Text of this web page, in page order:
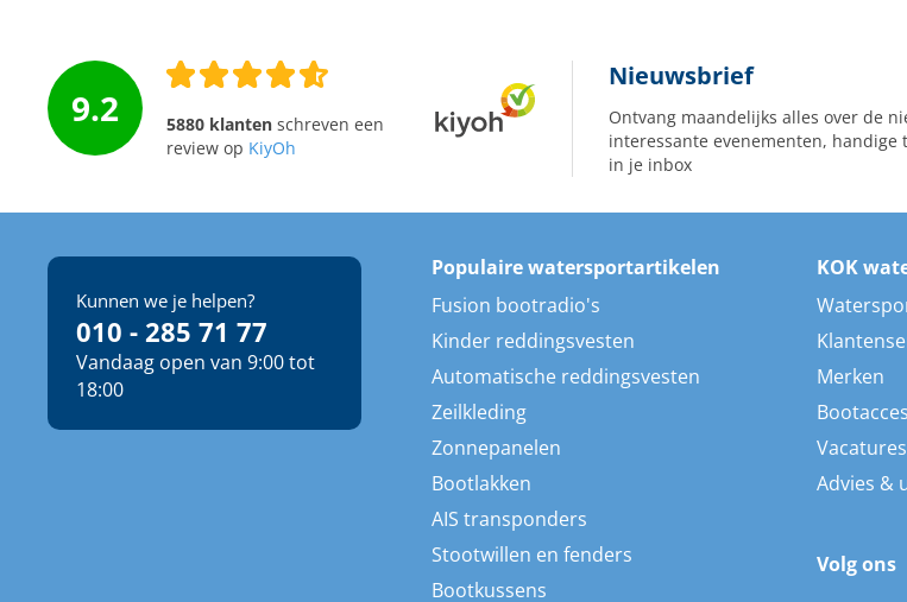
9.2 5880 klantenschreven een
review op KiyOh
Nieuwsbrief
Ontvang maandelijks alles over de
interessante evenementen,
in je inbox
Kunnen we je helpen?
010 - 285 71 77
Vandaag open van 9:00 tot
18:00
Populaire watersportartikelen
Fusion bootradio's
Kinder reddingsvesten
Automatische reddingsvesten
Zeilkleding
Zonnepanelen
Bootlakken
AIS transponders
Stootwillen en fenders
Bootkussens
KOK
Merken
Vacatures
Advies &
Volg ons